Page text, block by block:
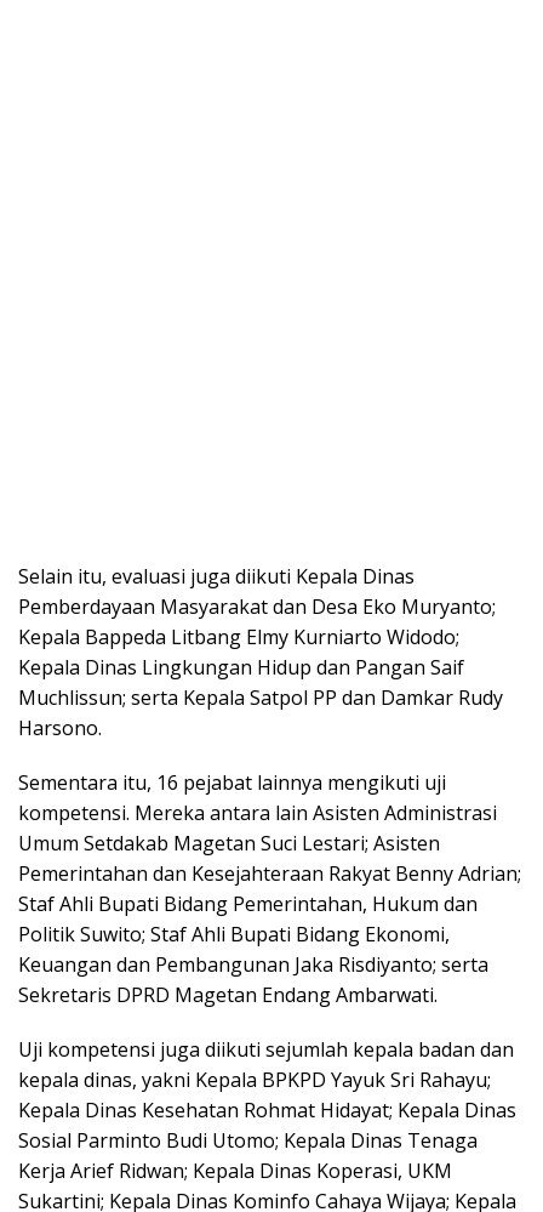
Selain itu, evaluasi juga diikuti Kepala Dinas
Pemberdayaan Masyarakat dan Desa Eko Muryanto;
Kepala Bappeda Litbang Elmy Kurniarto Widodo;
Kepala Dinas Lingkungan Hidup dan Pangan Saif
Muchlissun; serta Kepala Satpol PP dan Damkar Rudy
Harsono.
Sementara itu, 16 pejabat lainnya mengikuti uji
kompetensi. Mereka antara lain Asisten Administrasi
Umum Setdakab Magetan Suci Lestari; Asisten
Pemerintahan dan Kesejahteraan Rakyat Benny Adrian;
Staf Ahli Bupati Bidang Pemerintahan, Hukum dan
Politik Suwito; Staf Ahli Bupati Bidang Ekonomi,
Keuangan dan Pembangunan Jaka Risdiyanto; serta
Sekretaris DPRD Magetan Endang Ambarwati.
Uji kompetensi juga diikuti sejumlah kepala badan dan
kepala dinas, yakni Kepala BPKPD Yayuk Sri Rahayu;
Kepala Dinas Kesehatan Rohmat Hidayat; Kepala Dinas
Sosial Parminto Budi Utomo; Kepala Dinas Tenaga
Kerja Arief Ridwan; Kepala Dinas Koperasi, UKM
Sukartini; Kepala Dinas Kominfo Cahaya Wijaya; Kepala